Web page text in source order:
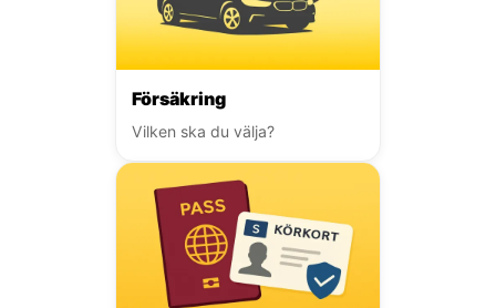
Försäkring
Vilken ska du välja?